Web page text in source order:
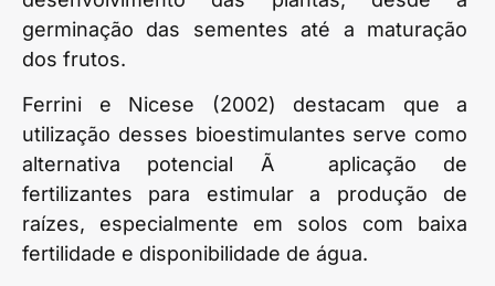
germinação das sementes até a maturação
dos frutos.
Ferrini e Nicese (2002) destacam que a
utilização desses bioestimulantes serve como
alternativa potencial Ã aplicação de
fertilizantes para estimular a produção de
raízes, especialmente em solos com baixa
fertilidade e disponibilidade de água.